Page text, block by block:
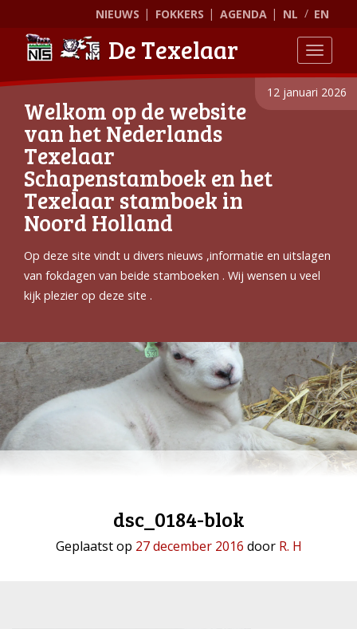
NIEUWS FOKKERS AGENDA NL EN
De Texelaar
12 januari 2026
Welkom op de website
van het Nederlands
Texelaar
Schapenstamboek en het
Texelaar stamboek in
Noord Holland
Op deze site vindt u divers nieuws ,informatie en uitslagen
van fokdagen van beide stamboeken . Wij wensen u veel
kijk plezier op deze site .
dsc_0184-blok
Geplaatst op 27 december 2016 door R. H